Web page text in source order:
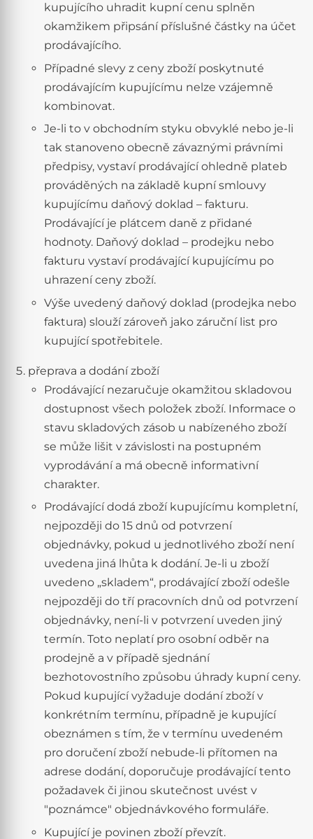
kupujícího uhradit kupní cenu splněn
okamžikem připsání příslušné částky na účet
prodávajícího.
Případné slevy z ceny zboží poskytnuté
prodávajícím kupujícímu nelze vzájemně
kombinovat.
Je-li to v obchodním styku obvyklé nebo je-li
tak stanoveno obecně závaznými právními
předpisy, vystaví prodávající ohledně plateb
prováděných na základě kupní smlouvy
kupujícímu daňový doklad – fakturu.
Prodávající je plátcem daně z přidané
hodnoty. Daňový doklad – prodejku nebo
fakturu vystaví prodávající kupujícímu po
uhrazení ceny zboží.
Výše uvedený daňový doklad (prodejka nebo
faktura) slouží zároveň jako záruční list pro
kupující spotřebitele.
přeprava a dodání zboží
Prodávající nezaručuje okamžitou skladovou
dostupnost všech položek zboží. Informace o
stavu skladových zásob u nabízeného zboží
se může lišit v závislosti na postupném
vyprodávání a má obecně informativní
charakter.
Prodávající dodá zboží kupujícímu kompletní,
nejpozději do 15 dnů od potvrzení
objednávky, pokud u jednotlivého zboží není
uvedena jiná lhůta k dodání. Je-li u zboží
uvedeno „skladem“, prodávající zboží odešle
nejpozději do tří pracovních dnů od potvrzení
objednávky, není-li v potvrzení uveden jiný
termín. Toto neplatí pro osobní odběr na
prodejně a v případě sjednání
bezhotovostního způsobu úhrady kupní ceny.
Pokud kupující vyžaduje dodání zboží v
konkrétním termínu, případně je kupující
obeznámen s tím, že v termínu uvedeném
pro doručení zboží nebude-li přítomen na
adrese dodání, doporučuje prodávající tento
požadavek či jinou skutečnost uvést v
"poznámce" objednávkového formuláře.
Kupující je povinen zboží převzít.